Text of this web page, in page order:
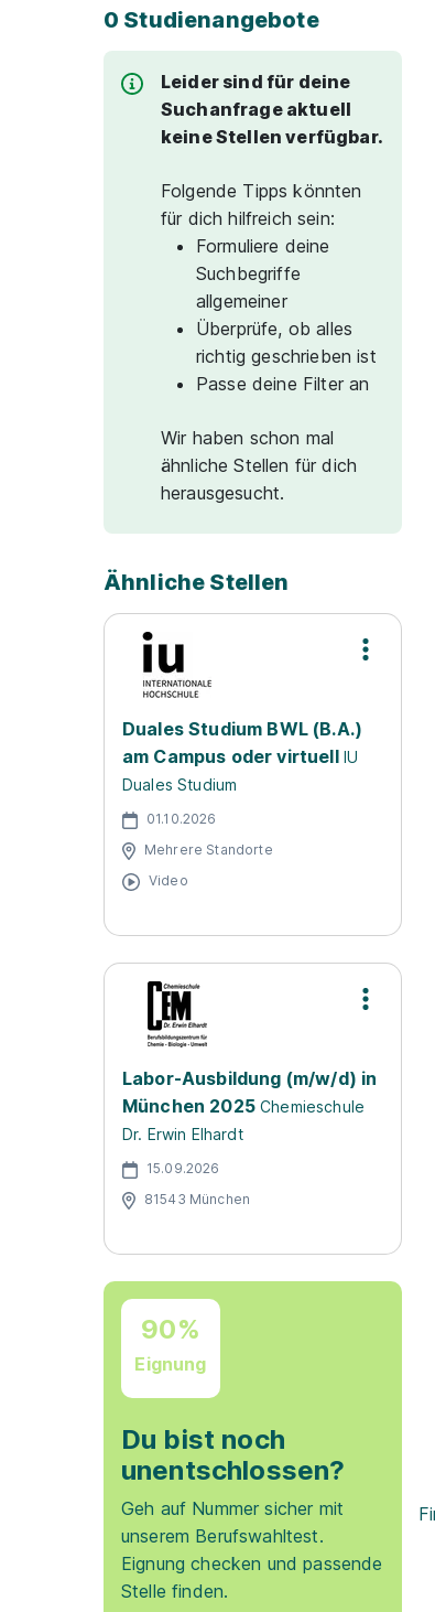
0 Studienangebote
Leider sind für deine
Suchanfrage aktuell
keine Stellen verfügbar.
Folgende Tipps könnten
für dich hilfreich sein:
Formuliere deine
Suchbegriffe
allgemeiner
Überprüfe, ob alles
richtig geschrieben ist
Passe deine Filter an
Wir haben schon mal
ähnliche Stellen für dich
herausgesucht.
Ähnliche Stellen
Duales Studium BWL (B.A.)
am Campus oder virtuell IU
Duales Studium
01.10.2026
Mehrere Standorte
Video
Labor-Ausbildung (m/w/d) in
München 2025 Chemieschule
Dr. Erwin Elhardt
15.09.2026
81543 München
90%
Eignung
Du bist noch
unentschlossen?
Geh auf Nummer sicher mit
unserem Berufswahltest.
Eignung checken und passende
Stelle finden.